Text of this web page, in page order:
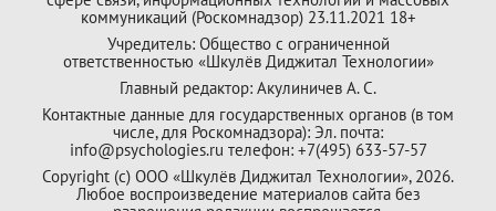
коммуникаций (Роскомнадзор) 23.11.2021 18+
Учредитель: Общество с ограниченной
ответственностью «Шкулёв Диджитал Технологии»
Главный редактор: Акулиничев А. С.
Контактные данные для государственных органов (в том
числе, для Роскомнадзора): Эл. почта:
info@psychologies.ru телефон: +7(495) 633-57-57
Copyright (с) ООО «Шкулёв Диджитал Технологии», 2026.
Любое воспроизведение материалов сайта без